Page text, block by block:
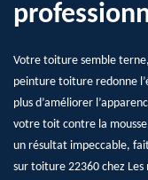
Votre toiture semble
peinture toiture redonne
plus d’améliorer
votre toit contre la
un résultat impeccable,
sur toiture 22360 chez